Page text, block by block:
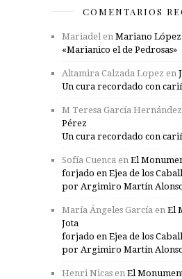
COMENTARIOS
Mariadel en Mariano
«Marianico el de Pedrosas»
Altamira Calzada Lopez en
Un cura recordado con
M Teresa García Hernández
Pérez
Un cura recordado con
Sofía Cuenca en El
forjado en Ejea de los
por Argimiro Martín
María Ángeles García en El
Jota
forjado en Ejea de los
por Argimiro Martín
Henri Nicas en El